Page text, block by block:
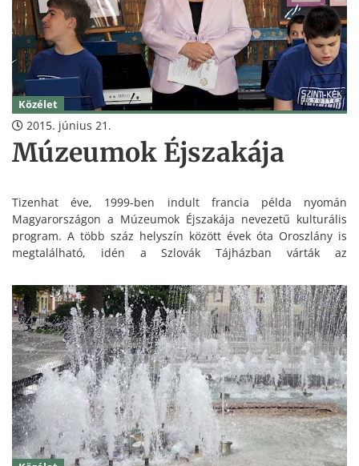
Közélet
2015. június 21.
Múzeumok Éjszakája
Tizenhat éve, 1999-ben indult francia példa nyomán
Magyarországon a Múzeumok Éjszakája nevezetű kulturális
program. A több száz helyszín között évek óta Oroszlány is
megtalálható, idén a Szlovák Tájházban várták az
produkciók és előadások között meglepetést is tartogattak.